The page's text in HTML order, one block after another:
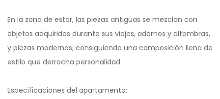
En la zona de estar, las piezas antiguas se mezclan con
objetos adquiridos durante sus viajes, adornos y alfombras,
y piezas modernas, consiguiendo una composición llena de
estilo que derrocha personalidad.
Especificaciones del apartamento: